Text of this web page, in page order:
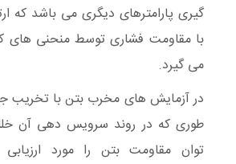
گیری پارامترهای دیگری می باشد که
با مقاومت فشاری توسط منحنی های
می گیرد.
در آزمایش های مخرب بتن با تخریب
طوری که در روند سرویس دهی آن
توان مقاومت بتن را مورد ارزیابی